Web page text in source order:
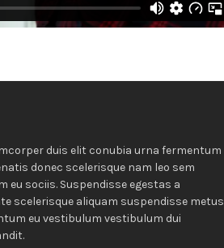
duis elit conubia urna fermentum
donec scelerisque nam leo sem
eu sociis. Suspendisse egestas a
scelerisque aliquam suspendisse metus
eu vestibulum vestibulum dui